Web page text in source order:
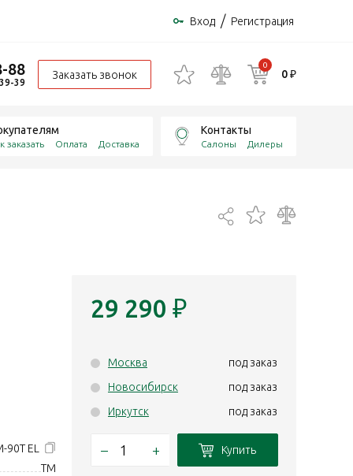
Вход / Регистрация
88
39
Заказать звонок
0
0 ₽
заказать Оплата Доставка
Контакты
Салоны Дилеры
90Т EL
TM
29 290 ₽
Москва
под заказ
Новосибирск
под заказ
Иркутск
под заказ
– + Купить